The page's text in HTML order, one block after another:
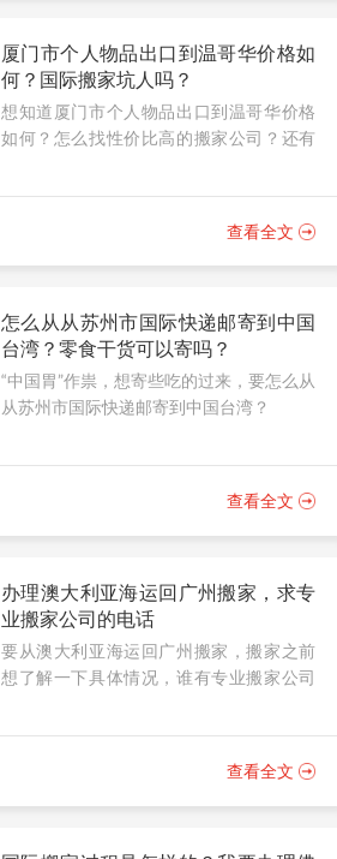
厦门市个人物品出口到温哥华价格如
何？国际搬家坑人吗？
想知道厦门市个人物品出口到温哥华价格
如何？怎么找性价比高的搬家公司？还有
查看全文
怎么从从苏州市国际快递邮寄到中国
台湾？零食干货可以寄吗？
“中国胃”作祟，想寄些吃的过来，要怎么从
从苏州市国际快递邮寄到中国台湾？
查看全文
办理澳大利亚海运回广州搬家，求专
业搬家公司的电话
要从澳大利亚海运回广州搬家，搬家之前
想了解一下具体情况，谁有专业搬家公司
查看全文